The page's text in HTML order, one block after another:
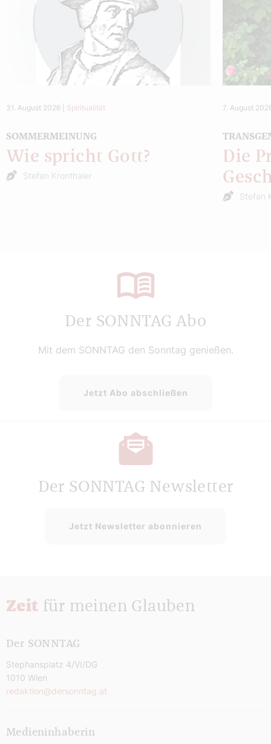
31. August 2026 Spiritualität
SOMMERMEINUNG
Wie spricht Gott?
Stefan Kronthaler
7. August
Die
Stefan
Der SONNTAG Abo
Mit dem SONNTAG den Sonntag genießen.
Jetzt Abo abschließen
Der SONNTAG Newsletter
Jetzt Newsletter abonnieren
Zeit für meinen Glauben
Der SONNTAG
Stephansplatz 4/VI/DG
1010 Wien
redaktion@dersonntag.at
Medieninhaberin